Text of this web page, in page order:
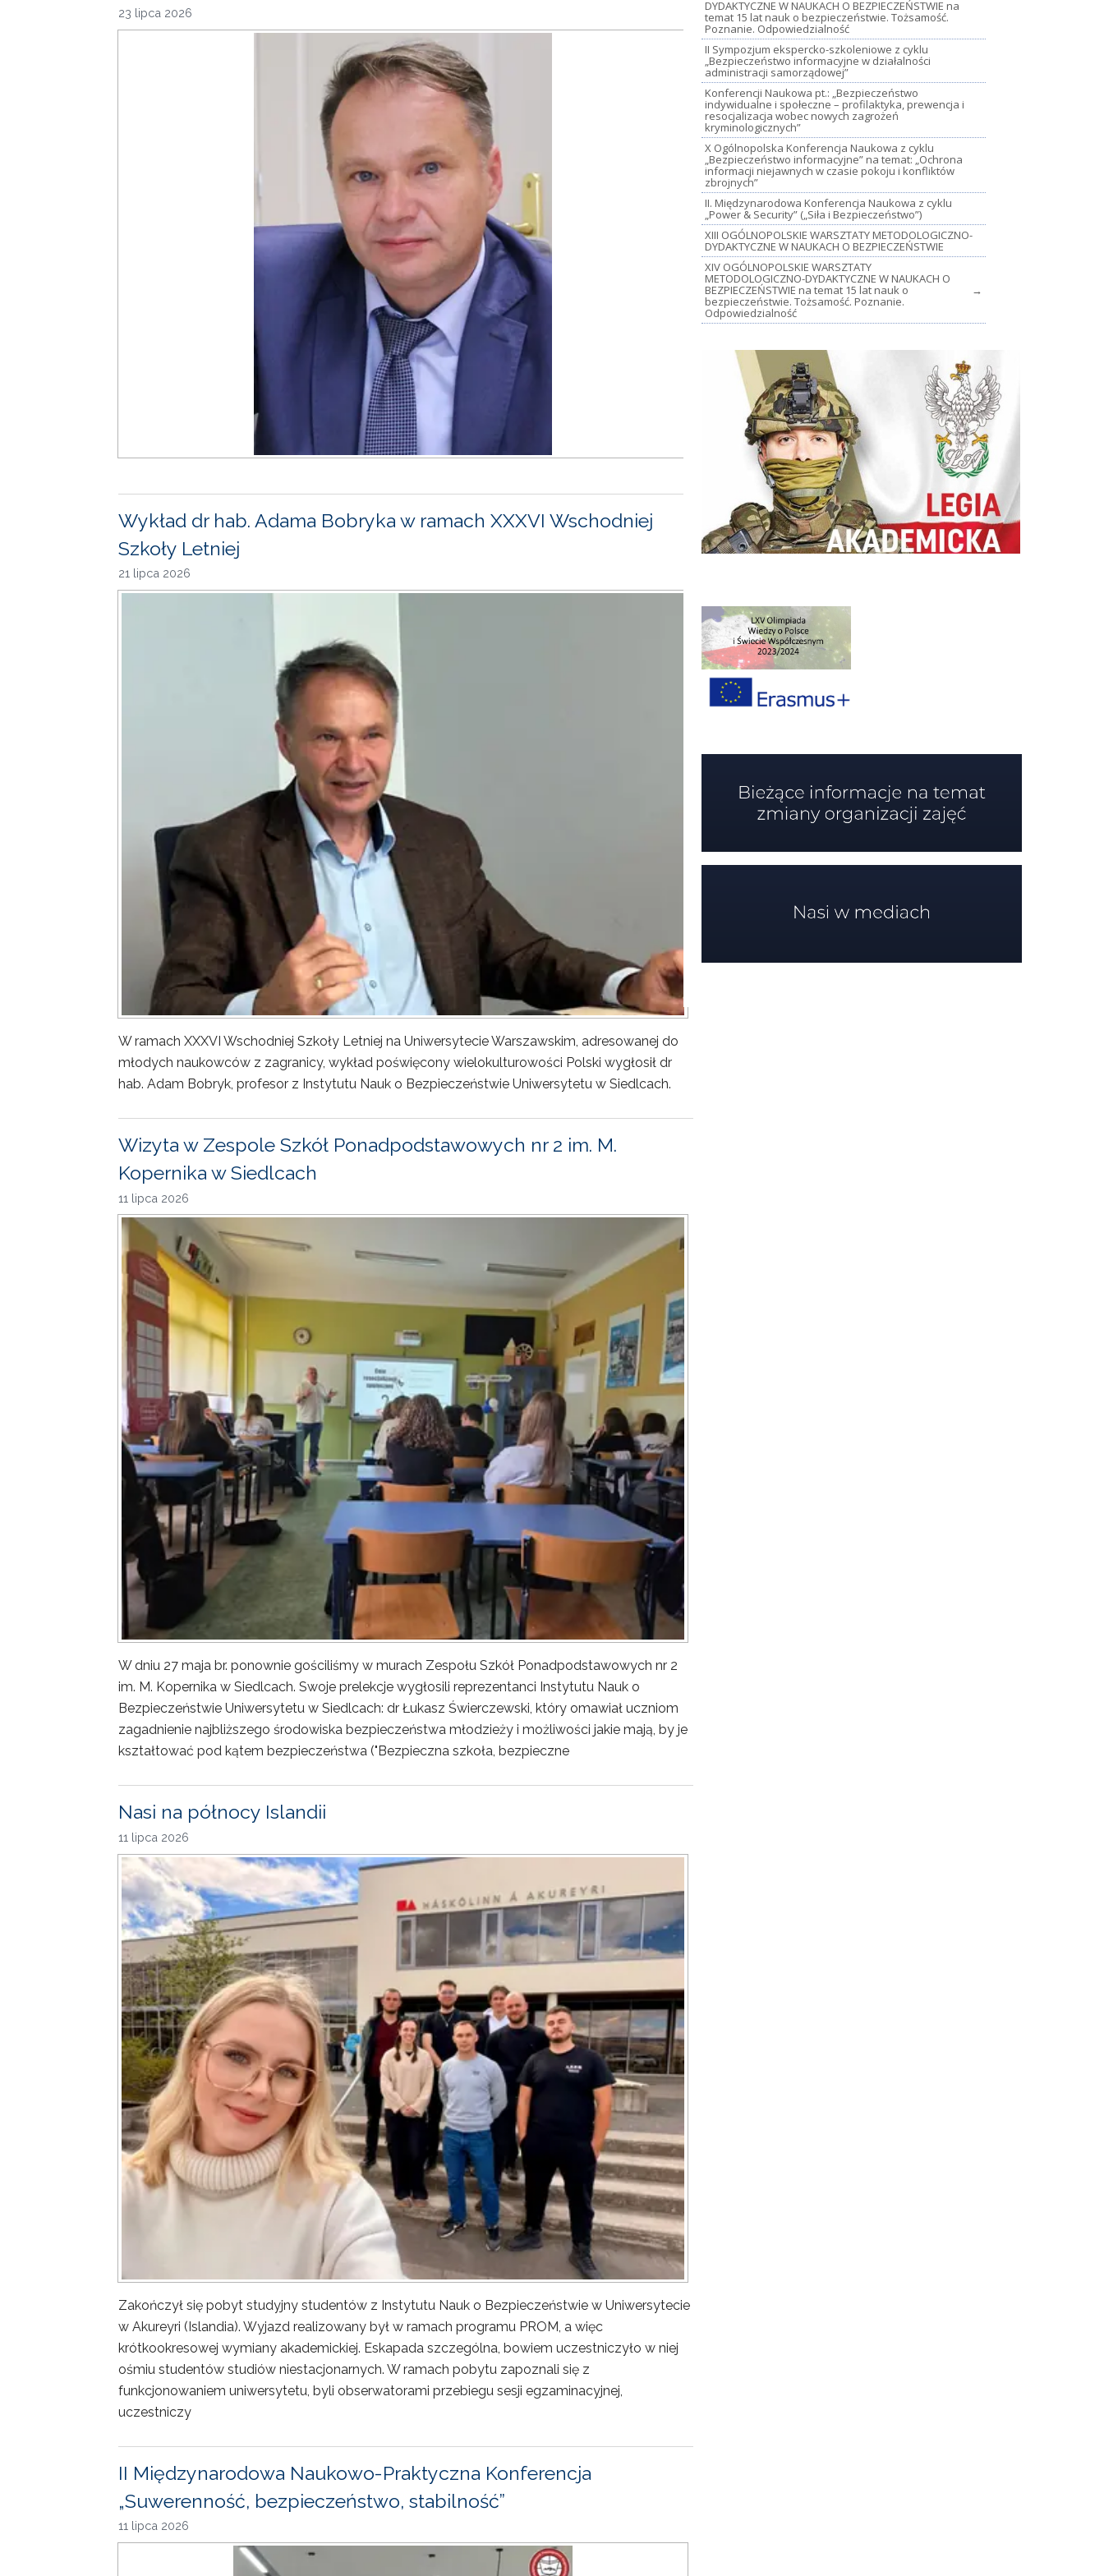
23 lipca 2026
Wykład dr hab. Adama Bobryka w ramach XXXVI Wschodniej
Szkoły Letniej
21 lipca 2026
W ramach XXXVI Wschodniej Szkoły Letniej na Uniwersytecie Warszawskim, adresowanej do
młodych naukowców z zagranicy, wykład poświęcony wielokulturowości Polski wygłosił dr
hab. Adam Bobryk, profesor z Instytutu Nauk o Bezpieczeństwie Uniwersytetu w Siedlcach.
Wizyta w Zespole Szkół Ponadpodstawowych nr 2 im. M.
Kopernika w Siedlcach
11 lipca 2026
W dniu 27 maja br. ponownie gościliśmy w murach Zespołu Szkół Ponadpodstawowych nr 2
im. M. Kopernika w Siedlcach. Swoje prelekcje wygłosili reprezentanci Instytutu Nauk o
Bezpieczeństwie Uniwersytetu w Siedlcach: dr Łukasz Świerczewski, który omawiał uczniom
zagadnienie najbliższego środowiska bezpieczeństwa młodzieży i możliwości jakie mają, by je
kształtować pod kątem bezpieczeństwa ("Bezpieczna szkoła, bezpieczne
Nasi na północy Islandii
11 lipca 2026
Zakończył się pobyt studyjny studentów z Instytutu Nauk o Bezpieczeństwie w Uniwersytecie
w Akureyri (Islandia). Wyjazd realizowany był w ramach programu PROM, a więc
krótkookresowej wymiany akademickiej. Eskapada szczególna, bowiem uczestniczyło w niej
ośmiu studentów studiów niestacjonarnych. W ramach pobytu zapoznali się z
funkcjonowaniem uniwersytetu, byli obserwatorami przebiegu sesji egzaminacyjnej,
uczestniczy
II Międzynarodowa Naukowo-Praktyczna Konferencja
„Suwerenność, bezpieczeństwo, stabilność”
11 lipca 2026
DYDAKTYCZNE W NAUKACH O BEZPIECZEŃSTWIE na
temat 15 lat nauk o bezpieczeństwie. Tożsamość.
Poznanie. Odpowiedzialność
II Sympozjum ekspercko-szkoleniowe z cyklu
„Bezpieczeństwo informacyjne w działalności
administracji samorządowej”
Konferencji Naukowa pt.: „Bezpieczeństwo
indywidualne i społeczne – profilaktyka, prewencja i
resocjalizacja wobec nowych zagrożeń
kryminologicznych”
X Ogólnopolska Konferencja Naukowa z cyklu
„Bezpieczeństwo informacyjne” na temat: „Ochrona
informacji niejawnych w czasie pokoju i konfliktów
zbrojnych”
II. Międzynarodowa Konferencja Naukowa z cyklu
„Power & Security” („Siła i Bezpieczeństwo”)
XIII OGÓLNOPOLSKIE WARSZTATY METODOLOGICZNO-
DYDAKTYCZNE W NAUKACH O BEZPIECZEŃSTWIE
XIV OGÓLNOPOLSKIE WARSZTATY
METODOLOGICZNO-DYDAKTYCZNE W NAUKACH O
BEZPIECZEŃSTWIE na temat 15 lat nauk o
bezpieczeństwie. Tożsamość. Poznanie.
Odpowiedzialność
→